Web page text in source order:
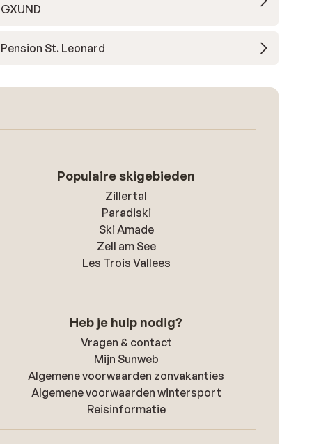
GXUND
Pension St. Leonard
Populaire skigebieden
Zillertal
Paradiski
Ski Amade
Zell am See
Les Trois Vallees
Heb je hulp nodig?
Vragen & contact
Mijn Sunweb
Algemene voorwaarden zonvakanties
Algemene voorwaarden wintersport
Reisinformatie